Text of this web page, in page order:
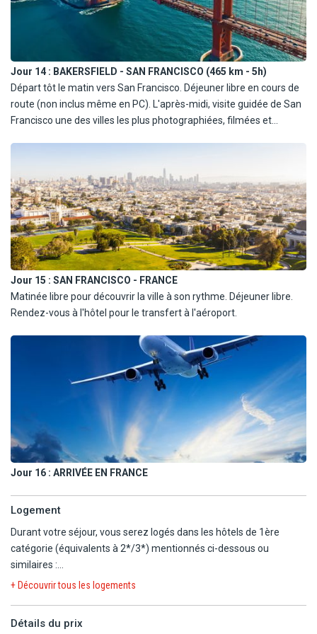
Furnace Creek (ou inclus en pension complète). Poursuite vers
Bakersfield. Diner et nuit sur place.
*La visite de Death Valley ne sera pas réalisable si les
températures atteignent 41 degrés Celsius afin de ne pas mettre
en danger la santé des passagers. Si tel est le cas, nous prévoirons
une visite de remplacement.
Jour 14 : BAKERSFIELD - SAN FRANCISCO (465 km - 5h)
Départ tôt le matin vers San Francisco. Déjeuner libre en cours de
route (non inclus même en PC). L'après-midi, visite guidée de San
Francisco une des villes les plus photographiées, filmées et
dans une magnifique baie dont la ville semble être le joyau. Vous
visiterez le quartier des affaires, Civic Center, Haight Ashburry,
Sausalito et pourrez apprécier le Golden Gate Bridge. Diner libre
(ou inclus en pension complète) et nuit.
Jour 15 : SAN FRANCISCO - FRANCE
Matinée libre pour découvrir la ville à son rythme. Déjeuner libre.
Rendez-vous à l'hôtel pour le transfert à l'aéroport.
Jour 16 : ARRIVÉE EN FRANCE
Logement
Durant votre séjour, vous serez logés dans les hôtels de 1ère
catégorie (équivalents à 2*/3*) mentionnés ci-dessous ou
similaires :
KINGMAN : Ramada Kingman
+ Découvrir tous les logements
Détails du prix